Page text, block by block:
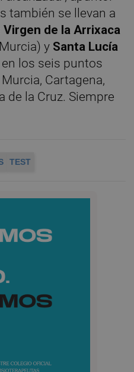
también se llevan a
Virgen de la Arrixaca
y Santa Lucía
los seis puntos
Cartagena,
de la Cruz. Siempre
TEST